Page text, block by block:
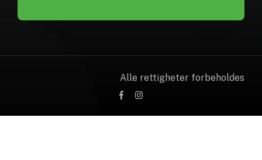
Alle rettigheter forbeholdes